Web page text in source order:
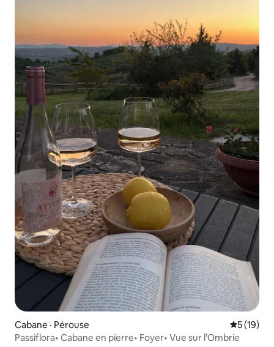
Cabane · Pérouse Note
5 (19)
Passiflora• Cabane en pierre• Foyer• Vue sur l’Ombrie